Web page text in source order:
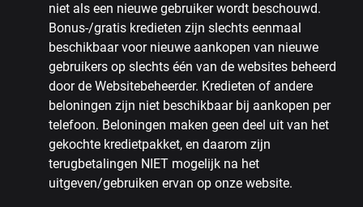
niet als een nieuwe gebruiker wordt beschouwd.
Bonus-/gratis kredieten zijn slechts eenmaal
beschikbaar voor nieuwe aankopen van nieuwe
gebruikers op slechts één van de websites beheerd
door de Websitebeheerder. Kredieten of andere
beloningen zijn niet beschikbaar bij aankopen per
telefoon. Beloningen maken geen deel uit van het
gekochte kredietpakket, en daarom zijn
terugbetalingen NIET mogelijk na het
uitgeven/gebruiken ervan op onze website.